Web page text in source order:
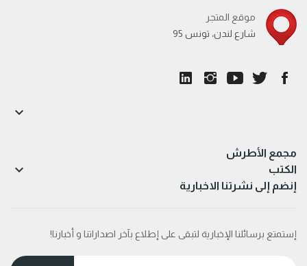
موقع المتجر
95 شارع لندن، تونس
مجمع الأطرش

الكتب 
إنضم إلى نشرتنا الاخبارية
إستمتع برسائلنا الإخبارية لتبقى على إطلاع بآخر اصداراتنا و أخبارنا!